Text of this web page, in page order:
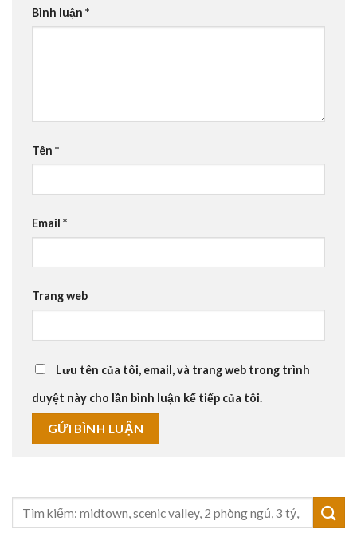
Bình luận *
Tên *
Email *
Trang web
Lưu tên của tôi, email, và trang web trong trình
duyệt này cho lần bình luận kế tiếp của tôi.